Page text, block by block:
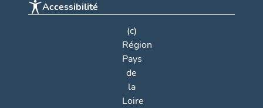
Accessibilité
(c)
Région
Pays
de
la
Loire